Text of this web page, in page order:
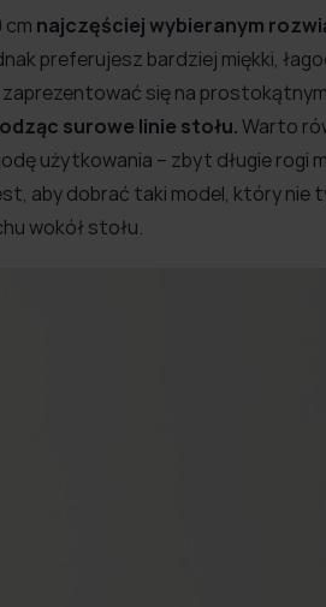
cm najczęściej wybieranym
preferujesz bardziej miękki,
się na
surowe linie stołu.Warto
użytkowania – zbyt długie rogi
aby dobrać taki model, który nie
wokół stołu.